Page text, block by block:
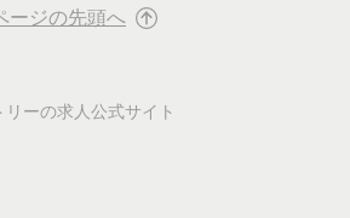
ージの先頭へ
リーの求人公式サイト